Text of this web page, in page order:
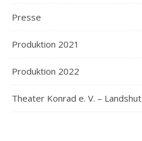
Presse
Produktion 2021
Produktion 2022
Theater Konrad e. V. – Landshut